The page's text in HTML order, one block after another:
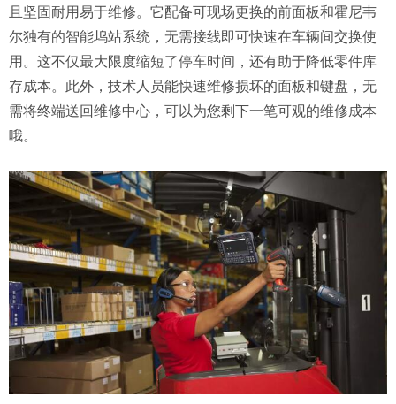
且坚固耐用易于维修。它配备可现场更换的前面板和霍尼韦
尔独有的智能坞站系统，无需接线即可快速在车辆间交换使
用。这不仅最大限度缩短了停车时间，还有助于降低零件库
存成本。此外，技术人员能快速维修损坏的面板和键盘，无
需将终端送回维修中心，可以为您剩下一笔可观的维修成本
哦。